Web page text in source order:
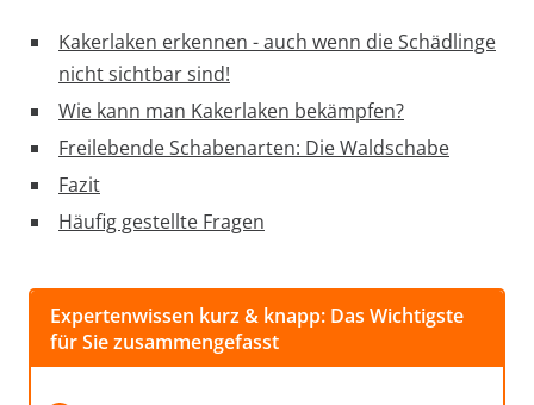
Kakerlaken erkennen - auch wenn die Schädlinge
nicht sichtbar sind!
Wie kann man Kakerlaken bekämpfen?
Freilebende Schabenarten: Die Waldschabe
Fazit
Häufig gestellte Fragen
Expertenwissen kurz & knapp: Das Wichtigste
für Sie zusammengefasst